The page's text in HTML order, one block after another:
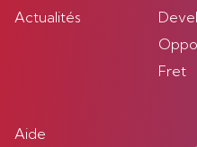
Actualités
Fret
Aide